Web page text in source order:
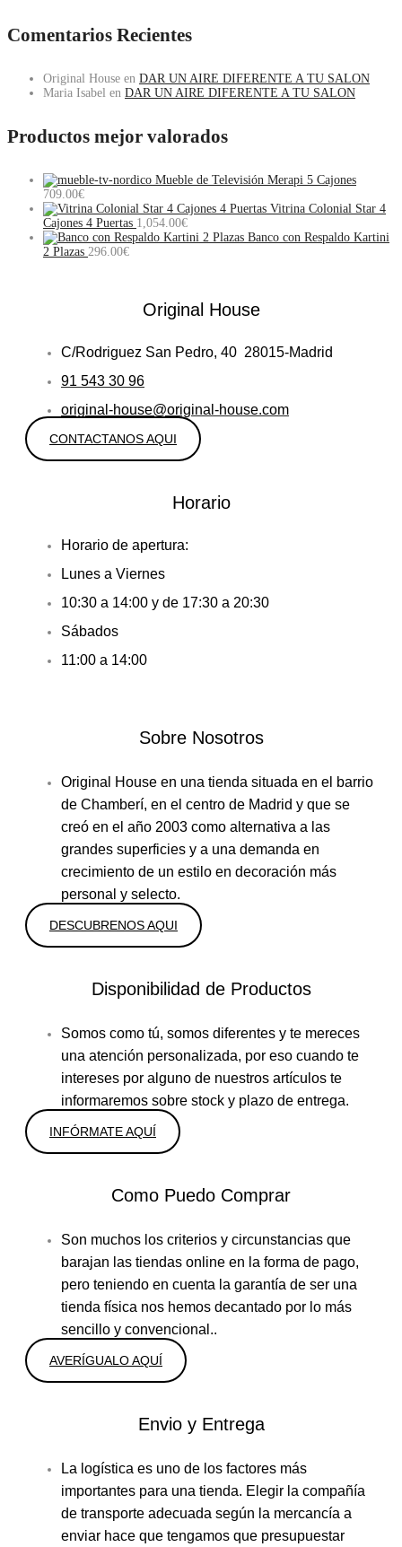
Comentarios Recientes
Original House en DAR UN AIRE DIFERENTE A TU SALON
Maria Isabel en DAR UN AIRE DIFERENTE A TU SALON
Productos mejor valorados
Mueble de Televisión Merapi 5 Cajones
709.00€
Vitrina Colonial Star 4
Cajones 4 Puertas 1,054.00€
Banco con Respaldo Kartini
2 Plazas 296.00€
Original House
C/Rodriguez San Pedro, 40 28015-Madrid
91 543 30 96
original-house@original-house.com
CONTACTANOS AQUI
Horario
Horario de apertura:
Lunes a Viernes
10:30 a 14:00 y de 17:30 a 20:30
Sábados
11:00 a 14:00
Sobre Nosotros
Original House en una tienda situada en el barrio
de Chamberí, en el centro de Madrid y que se
creó en el año 2003 como alternativa a las
grandes superficies y a una demanda en
crecimiento de un estilo en decoración más
personal y selecto.
DESCUBRENOS AQUI
Disponibilidad de Productos
Somos como tú, somos diferentes y te mereces
una atención personalizada, por eso cuando te
intereses por alguno de nuestros artículos te
informaremos sobre stock y plazo de entrega.
INFÓRMATE AQUÍ
Como Puedo Comprar
Son muchos los criterios y circunstancias que
barajan las tiendas online en la forma de pago,
pero teniendo en cuenta la garantía de ser una
tienda física nos hemos decantado por lo más
sencillo y convencional..
AVERÍGUALO AQUÍ
Envio y Entrega
La logística es uno de los factores más
importantes para una tienda. Elegir la compañía
de transporte adecuada según la mercancía a
enviar hace que tengamos que presupuestar